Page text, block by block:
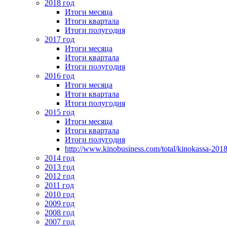
2018 год
Итоги месяца
Итоги квартала
Итоги полугодия
2017 год
Итоги месяца
Итоги квартала
Итоги полугодия
2016 год
Итоги месяца
Итоги квартала
Итоги полугодия
2015 год
Итоги месяца
Итоги квартала
Итоги полугодия
http://www.kinobusiness.com/total/kinokassa-
2014 год
2013 год
2012 год
2011 год
2010 год
2009 год
2008 год
2007 год